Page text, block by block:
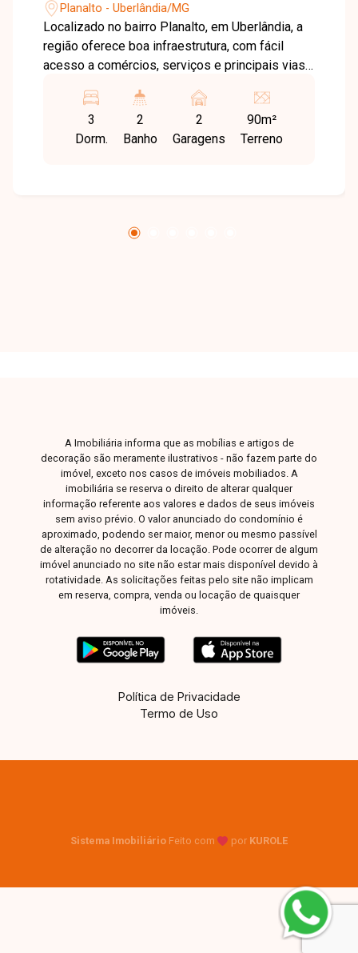
Planalto - Uberlândia/MG
Localizado no bairro Planalto, em Uberlândia, a
região oferece boa infraestrutura, com fácil
acesso a comércios, serviços e principais vias
praticidade e conforto no dia a dia. O imóvel
possui aproximadamente 90m² de área
privativa, com sala ampla com 2 sacadas, 3
oportunidade para quem busca um imóvel
3
Dorm.
2
Banho
2
Garagens
90m²
Terreno
A Imobiliária informa que as mobílias e artigos de
decoração são meramente ilustrativos - não fazem parte do
imóvel, exceto nos casos de imóveis mobiliados. A
imobiliária se reserva o direito de alterar qualquer
informação referente aos valores e dados de seus imóveis
sem aviso prévio. O valor anunciado do condomínio é
aproximado, podendo ser maior, menor ou mesmo passível
de alteração no decorrer da locação. Pode ocorrer de algum
imóvel anunciado no site não estar mais disponível devido à
rotatividade. As solicitações feitas pelo site não implicam
em reserva, compra, venda ou locação de quaisquer
imóveis.
Política de Privacidade
Termo de Uso
Sistema Imobiliário Feito com por KUROLE